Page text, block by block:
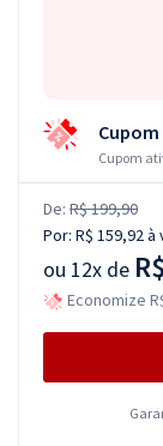
Cupom
De: R$ 199,90
Por: R$ 159,92à
ou 12x de
Economize